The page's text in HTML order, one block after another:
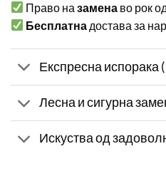
Право назамена во рок
Бесплатна достава за
Експресна испорака
Лесна и сигурна
Искуства од